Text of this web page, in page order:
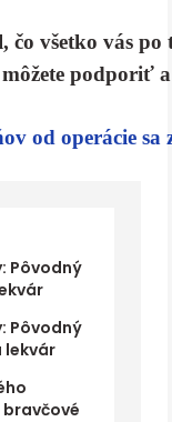
všetko vás po
podporiť
od operácie sa
Pôvodný
Pôvodný
lekvár